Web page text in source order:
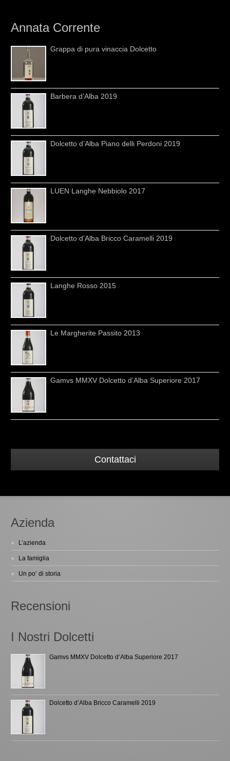
Annata Corrente
Grappa di pura vinaccia Dolcetto
Barbera d’Alba 2019
Dolcetto d’Alba Piano delli Perdoni 2019
LUEN Langhe Nebbiolo 2017
Dolcetto d’Alba Bricco Caramelli 2019
Langhe Rosso 2015
Le Margherite Passito 2013
Gamvs MMXV Dolcetto d’Alba Superiore 2017
Contattaci
Azienda
L’azienda
La famiglia
Un po’ di storia
Recensioni
I Nostri Dolcetti
Gamvs MMXV Dolcetto d’Alba Superiore 2017
Dolcetto d’Alba Bricco Caramelli 2019